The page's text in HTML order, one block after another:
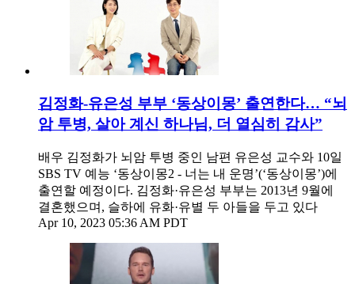
김정화-유은성 부부 ‘동상이몽’ 출연한다… “뇌
암 투병, 살아 계신 하나님, 더 열심히 감사”
배우 김정화가 뇌암 투병 중인 남편 유은성 교수와 10일
SBS TV 예능 ‘동상이몽2 - 너는 내 운명’(‘동상이몽’)에
출연할 예정이다. 김정화·유은성 부부는 2013년 9월에
결혼했으며, 슬하에 유화·유별 두 아들을 두고 있다
Apr 10, 2023 05:36 AM PDT